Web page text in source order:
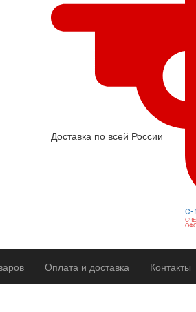
Доставка по всей России
e-
Оплата и доставка Контакты